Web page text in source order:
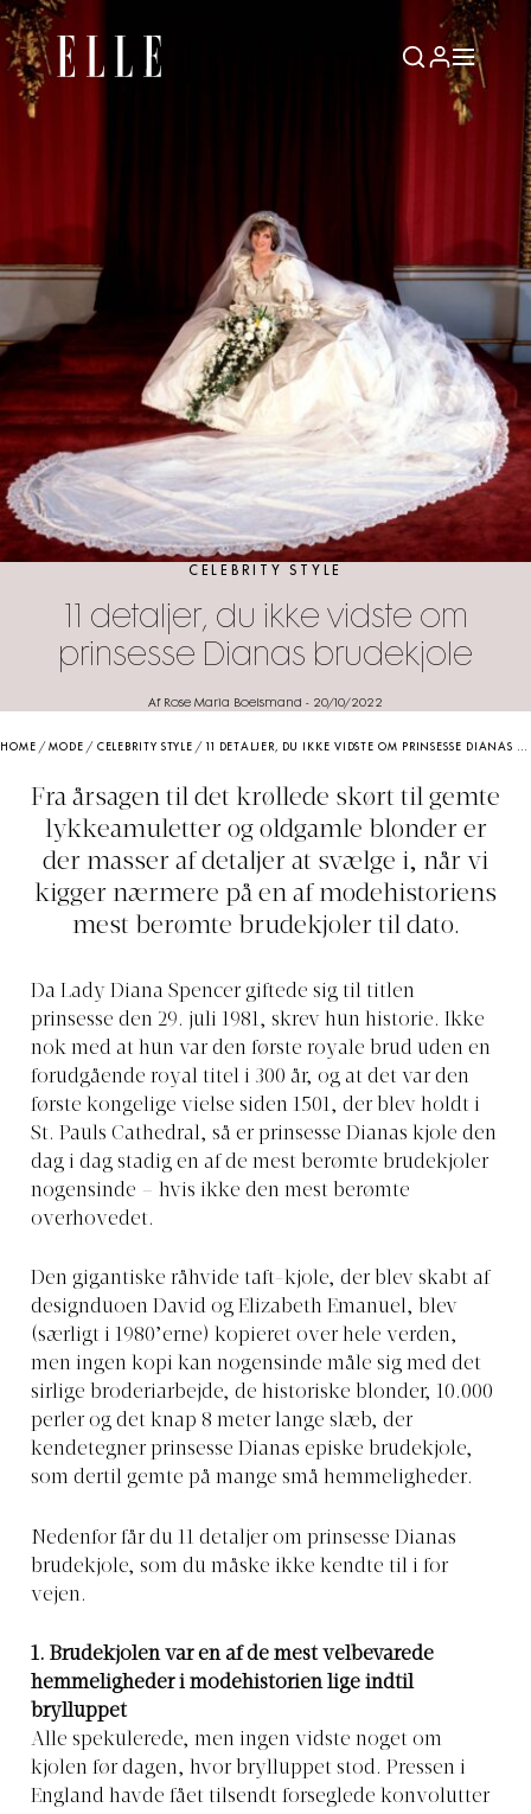
CELEBRITY STYLE
11 detaljer, du ikke vidste om
prinsesse Dianas brudekjole
Af Rose Maria Boelsmand - 20/10/2022
HOME /MODE / CELEBRITY STYLE / 11 DETALJER, DU IKKE VIDSTE OM PRINSESSE DIANAS BRUDEKJOLE
Fra årsagen til det krøllede skørt til gemte
lykkeamuletter og oldgamle blonder er
der masser af detaljer at svælge i, når vi
kigger nærmere på en af modehistoriens
mest berømte brudekjoler til dato.
Da Lady Diana Spencer giftede sig til titlen
prinsesse den 29. juli 1981, skrev hun historie. Ikke
nok med at hun var den første royale brud uden en
forudgående royal titel i 300 år, og at det var den
første kongelige vielse siden 1501, der blev holdt i
St. Pauls Cathedral, så er prinsesse Dianas kjole den
dag i dag stadig en af de mest berømte brudekjoler
nogensinde – hvis ikke den mest berømte
overhovedet.
Den gigantiske råhvide taft-kjole, der blev skabt af
designduoen David og Elizabeth Emanuel, blev
(særligt i 1980’erne) kopieret over hele verden,
men ingen kopi kan nogensinde måle sig med det
sirlige broderiarbejde, de historiske blonder, 10.000
perler og det knap 8 meter lange slæb, der
kendetegner prinsesse Dianas episke brudekjole,
som dertil gemte på mange små hemmeligheder.
Nedenfor får du 11 detaljer om prinsesse Dianas
brudekjole, som du måske ikke kendte til i for
vejen.
1. Brudekjolen var en af de mest velbevarede
hemmeligheder i modehistorien lige indtil
brylluppet
Alle spekulerede, men ingen vidste noget om
kjolen før dagen, hvor brylluppet stod. Pressen i
England havde fået tilsendt forseglede konvolutter